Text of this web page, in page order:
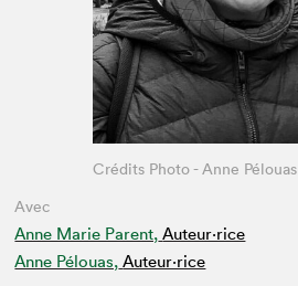
Avec
Anne Marie Parent, Auteur·rice
Anne Pélouas, Auteur·rice
Crédits Photo - Anne Pélouas